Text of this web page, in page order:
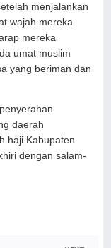
menjalankan
wajah mereka
mereka
umat muslim
yang beriman dan
daerah
haji Kabupaten
dengan salam-